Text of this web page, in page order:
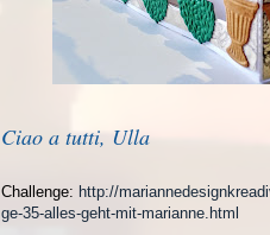
Ciao a tutti, Ulla
Challenge: http://
ge-35-alles-geht-mit-marianne.html